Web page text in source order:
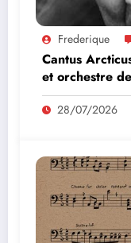
Frederique
Cantus
et orchestre
28/07/2026